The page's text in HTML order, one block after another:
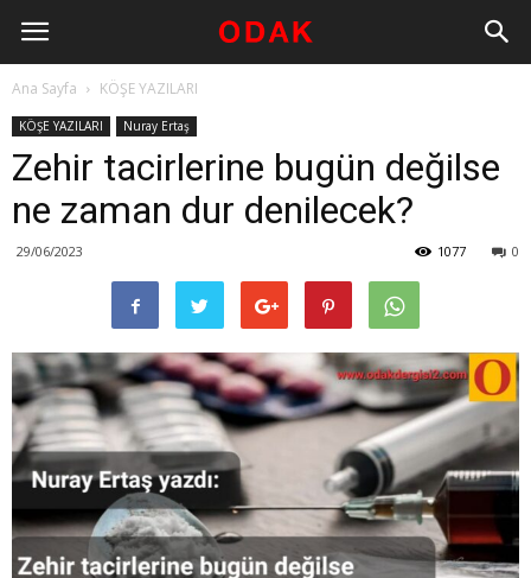
Ana Sayfa KÖŞE YAZILARI
KÖŞE YAZILARI Nuray Ertaş
Zehir tacirlerine bugün değilse
ne zaman dur denilecek?
29/06/2023 0
1077